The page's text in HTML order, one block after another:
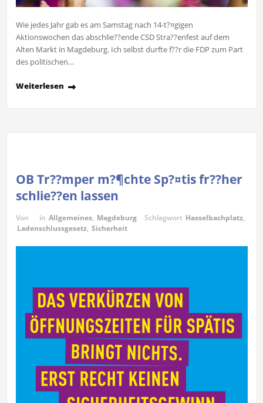
Wie jedes Jahr gab es am Samstag nach 14-t?¤gigen
Aktionswochen das abschlie??ende CSD Stra??enfest auf dem
Alten Markt in Magdeburg. Ich selbst durfte f??r die FDP zum Part
des politischen…
Weiterlesen
OB Tr??mper m?¶chte Sp?¤tis fr??her
schlie??en lassen
Von in Allgemeines, Magdeburg Schlagwort Hasselbachplatz,
Ladenschlussgesetz, Sicherheit